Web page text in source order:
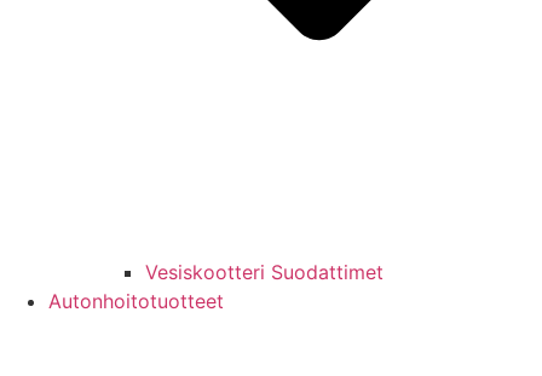
Vesiskootteri Suodattimet
Autonhoitotuotteet